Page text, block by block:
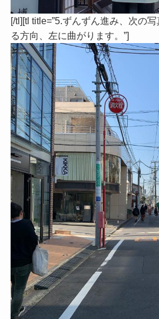
[/tl][tl title=”5.ずんずん進み、次の
る方向、左に曲がります。”]